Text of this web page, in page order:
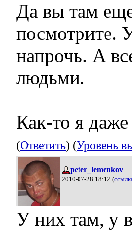
Да вы там
посмотрите.
напрочь. А
людьми.
Как-то я даже
(Ответить) (Уровень
peter_lemenkov
2010-07-28 18:12 (
У них там, у